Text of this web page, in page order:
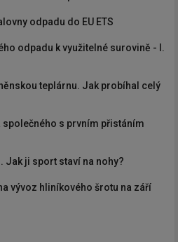
odpadu do EU ETS
odpadu k využitelné surovině - I.
teplárnu. Jak probíhal celý
společného s prvním přistáním
Jak ji sport staví na nohy?
vývoz hliníkového šrotu na září